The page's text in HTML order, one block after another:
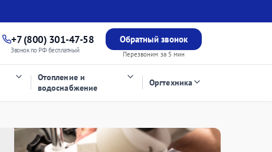
+7 (800) 301-47-58
Звонок по РФ бесплатный
Обратный звонок
Перезвоним за 5 мин
Отопление и
водоснабжение
Оргтехника